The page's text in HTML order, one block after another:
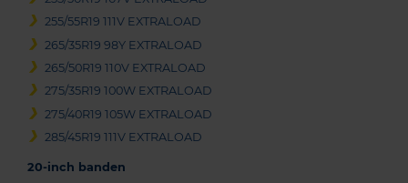
255/55R19 111V EXTRALOAD
265/35R19 98Y EXTRALOAD
265/50R19 110V EXTRALOAD
275/35R19 100W EXTRALOAD
275/40R19 105W EXTRALOAD
285/45R19 111V EXTRALOAD
20-inch banden